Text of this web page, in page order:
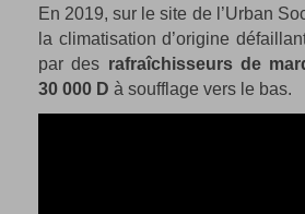
En 2019, sur le site de l’Urban
la climatisation d’origine
par des rafraîchisseurs de
30 000 D à soufflage vers le bas.